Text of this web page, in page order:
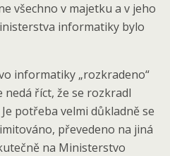
všechno v majetku a v jeho
informatiky bylo
informatiky „rozkradeno“
nedá říct, že se rozkradl
potřeba velmi důkladně se
převedeno na jiná
na Ministerstvo